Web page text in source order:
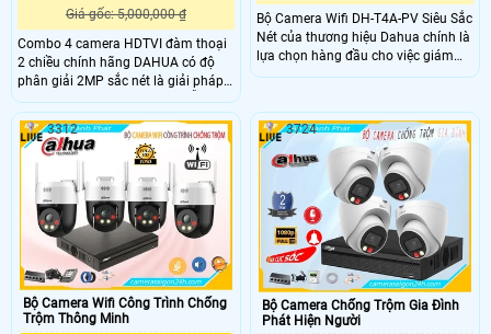
Giá gốc: 5,000,000 ₫
Combo 4 camera HDTVI đàm thoại
2 chiều chính hãng DAHUA có độ
phân giải 2MP sắc nét là giải pháp
giám sát an ninh toàn diện, dễ dàng
lắp đặt và sử dụng, phù hợp với
nhiều nhu cầu và môi trường khác
nhau. Bộ camera không chỉ cung
cấp hình ảnh sắc nét mà còn tích
hợp nhiều tính năng thông minh
giúp bảo vệ tài sản và gia đình một
cách hiệu quả giá rẻ.
Bộ Camera Wifi DH-T4A-PV Siêu Sắc
Nét của thương hiệu Dahua chính là
lựa chọn hàng đầu cho việc giám
sát và bảo vệ an ninh gia đình. Với
lượng hình ảnh siêu nét và giá
thành hợp lý, Dahua đã khẳng định
vị thế là thương hiệu số 1 trong lĩnh
vực này
Bộ Camera Wifi Công Trình Chống
Trộm Thông Minh
3312
Bộ Camera Chống Trộm Gia Đình
Phát Hiện Người
3724